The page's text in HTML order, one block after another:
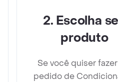
2. Escolha
produto
Se você quiser
pedido de